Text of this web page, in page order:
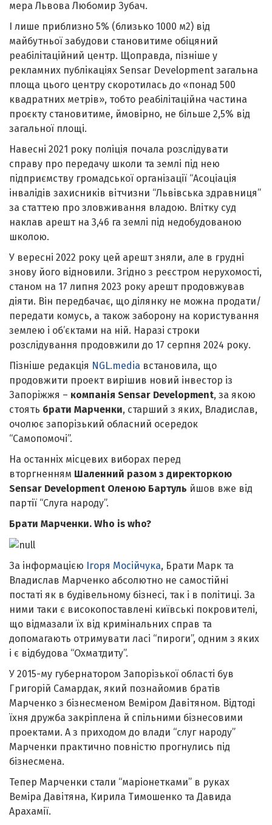
мера Львова Любомир Зубач.
І лише приблизно 5% (близько 1000 м2) від
майбутньої забудови становитиме обіцяний
реабілітаційний центр. Щоправда, пізніше у
рекламних публікаціях Sensar Development загальна
площа цього центру скоротилась до «понад 500
квадратних метрів», тобто реабілітаційна частина
проєкту становитиме, ймовірно, не більше 2,5% від
загальної площі.
Навесні 2021 року поліція почала розслідувати
справу про передачу школи та землі під нею
підприємству громадської організації “Асоціація
інвалідів захисників вітчизни “Львівська здравниця”
за статтею про зловживання владою. Влітку суд
наклав арешт на 3,46 га землі під недобудованою
школою.
У вересні 2022 року цей арешт зняли, але в грудні
знову його відновили. Згідно з реєстром нерухомості,
станом на 17 липня 2023 року арешт продовжував
діяти. Він передбачає, що ділянку не можна продати/
передати комусь, а також заборону на користування
землею і об’єктами на ній. Наразі строки
розслідування продовжили до 17 серпня 2024 року.
Пізніше редакція NGL.media встановила, що
продовжити проект вирішив новий інвестор із
Запоріжжя – компанія Sensar Development, за якою
стоять брати Марченки, старший з яких, Владислав,
очолює запорізький обласний осередок
“Самопомочі”.
На останніх місцевих виборах перед
вторгненням Шаленний разом з директоркою
Sensar Development Оленою Бартуль йшов вже від
партії “Слуга народу”.
Брати Марченки. Who is who?
За інформацією Ігоря Мосійчука, Брати Марк та
Владислав Марченко абсолютно не самостійні
постаті як в будівельному бізнесі, так і в політиці. За
ними таки є високопоставлені київські покровителі,
що відмазали їх від кримінальних справ та
допомагають отримувати ласі “пироги”, одним з яких
і є відбудова “Охматдиту”.
У 2015-му губернатором Запорізької області був
Григорій Самардак, який познайомив братів
Марченко з бізнесменом Веміром Давітяном. Відтоді
їхня дружба закріплена й спільними бізнесовими
проектами. А з приходом до влади “слуг народу”
Марченки практично повністю прогнулись під
бізнесмена.
Тепер Марченки стали “маріонетками” в руках
Веміра Давітяна, Кирила Тимошенко та Давида
Арахамії.